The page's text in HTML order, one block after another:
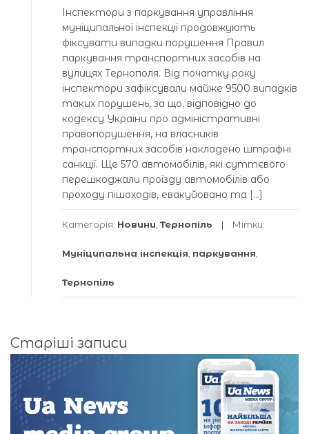
Інспектори з паркування управління
муніципальної інспекції продовжують
фіксувати випадки порушення Правил
паркування транспортних засобів на
вулицях Тернополя. Від початку року
інспектори зафіксували майже 9500 випадків
таких порушень, за що, відповідно до
кодексу України про адміністративні
правопорушення, на власників
транспортних засобів накладено штрафні
санкції. Ще 570 автомобілів, які суттєвого
перешкоджали проїзду автомобілів або
проходу пішоходів, евакуйовано та […]
Категорія: Новини, Тернопіль Мітки:
Муніципальна інспекція, паркування,
Тернопіль
Навігація
за
Старіші записи